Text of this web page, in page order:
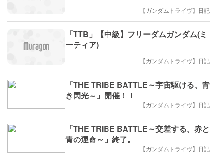
【ガンダムトライヴ】日記
「TTB」【中級】フリーダムガンダム(ミ
ーティア)
【ガンダムトライヴ】日記
「THE TRIBE BATTLE～宇宙駆ける、青
き閃光～」開催！！
【ガンダムトライヴ】日記
「THE TRIBE BATTLE～交差する、赤と
青の運命～」終了。
【ガンダムトライヴ】日記